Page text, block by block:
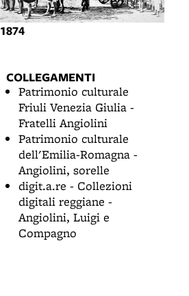
1874
COLLEGAMENTI
Patrimonio culturale
Friuli Venezia Giulia -
Fratelli Angiolini
Patrimonio culturale
dell'Emilia-Romagna -
Angiolini, sorelle
digit.a.re - Collezioni
digitali reggiane -
Angiolini, Luigi e
Compagno